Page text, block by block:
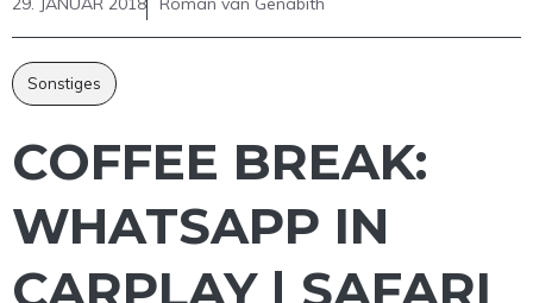
Sonstiges
COFFEE BREAK:
WHATSAPP IN
CARPLAY | SAFARI